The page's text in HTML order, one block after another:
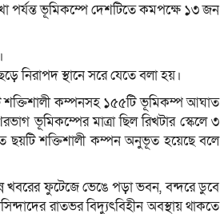
পর্যন্ত ভূমিকম্পে দেশটিতে কমপক্ষে ১৩ জন
নিরাপদ স্থানে সরে যেতে বলা হয়।
শক্তিশালী কম্পনসহ ১৫৫টি ভূমিকম্প আঘাত
ভূমিকম্পের মাত্রা ছিল রিখটার স্কেলে ৩
ছয়টি শক্তিশালী কম্পন অনুভূত হয়েছে বলে
খবরের ফুটেজে ভেঙে পড়া ভবন, বন্দরে ডুবে
রাতভর বিদ্যুৎবিহীন অবস্থায় থাকতে